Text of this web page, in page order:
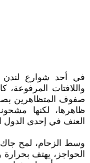
في أحد شوارع لندن
واللافتات
صفوف المتظاهرين
ظاهرها، لكنها
العنف في إحدى الدول
وسط الزحام، لمح
الحواجز، يهتف